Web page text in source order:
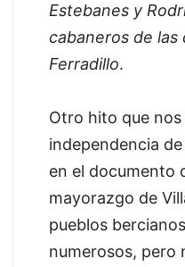
Estebanes y
cabaneros de las
Ferradillo.
Otro hito que nos
independencia
en el documento
mayorazgo de
pueblos
numerosos, pero